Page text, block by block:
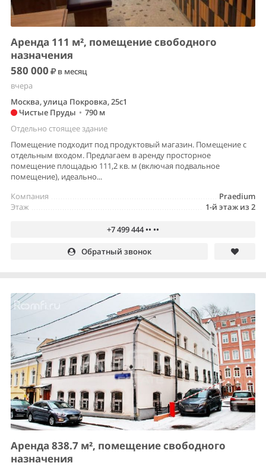
Аренда 111 м², помещение свободного
назначения
580 000
в месяц
вчера
Москва, улица Покровка, 25с1
Чистые Пруды • 790 м
Отдельно стоящее здание
Помещение подходит под продуктовый магазин. Помещение с
отдельным входом. Предлагаем в аренду просторное
помещение площадью 111,2 кв. м (включая подвальное
помещение), идеально...
Praedium
Компания
1-й этаж из 2
Этаж
+7 499 444 •• ••
Обратный звонок
Аренда 838.7 м², помещение свободного
назначения